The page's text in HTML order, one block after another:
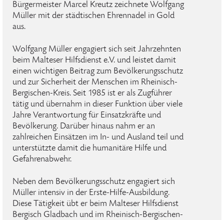
Bürgermeister Marcel Kreutz zeichnete Wolfgang
Müller mit der städtischen Ehrennadel in Gold
aus.
Wolfgang Müller engagiert sich seit Jahrzehnten
beim Malteser Hilfsdienst e.V. und leistet damit
einen wichtigen Beitrag zum Bevölkerungsschutz
und zur Sicherheit der Menschen im Rheinisch-
Bergischen-Kreis. Seit 1985 ist er als Zugführer
tätig und übernahm in dieser Funktion über viele
Jahre Verantwortung für Einsatzkräfte und
Bevölkerung. Darüber hinaus nahm er an
zahlreichen Einsätzen im In- und Ausland teil und
unterstützte damit die humanitäre Hilfe und
Gefahrenabwehr.
Neben dem Bevölkerungsschutz engagiert sich
Müller intensiv in der Erste-Hilfe-Ausbildung.
Diese Tätigkeit übt er beim Malteser Hilfsdienst
Bergisch Gladbach und im Rheinisch-Bergischen-